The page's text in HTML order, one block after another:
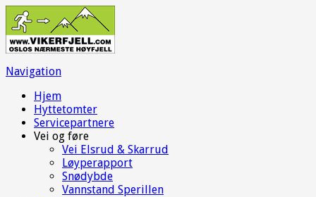
Navigation
Hjem
Hyttetomter
Servicepartnere
Vei og føre
Vei Elsrud & Skarrud
Løyperapport
Snødybde
Vannstand Sperillen